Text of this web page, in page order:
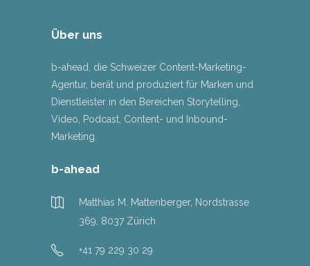
Über uns
b-ahead, die Schweizer Content-Marketing-
Agentur, berät und produziert für Marken und
Dienstleister in den Bereichen Storytelling,
Video, Podcast, Content- und Inbound-
Marketing.
b-ahead
Matthias M. Mattenberger, Nordstrasse
369, 8037 Zürich
+41 79 229 30 29